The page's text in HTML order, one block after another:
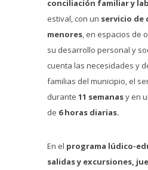
conciliación familiar y
estival, con un servicio de
menores, en espacios de
su desarrollo personal y
cuenta las necesidades y
familias del municipio, el
durante 11 semanasy en
de 6 horas diarias.
En el programa lúdico-
salidas y excursiones,